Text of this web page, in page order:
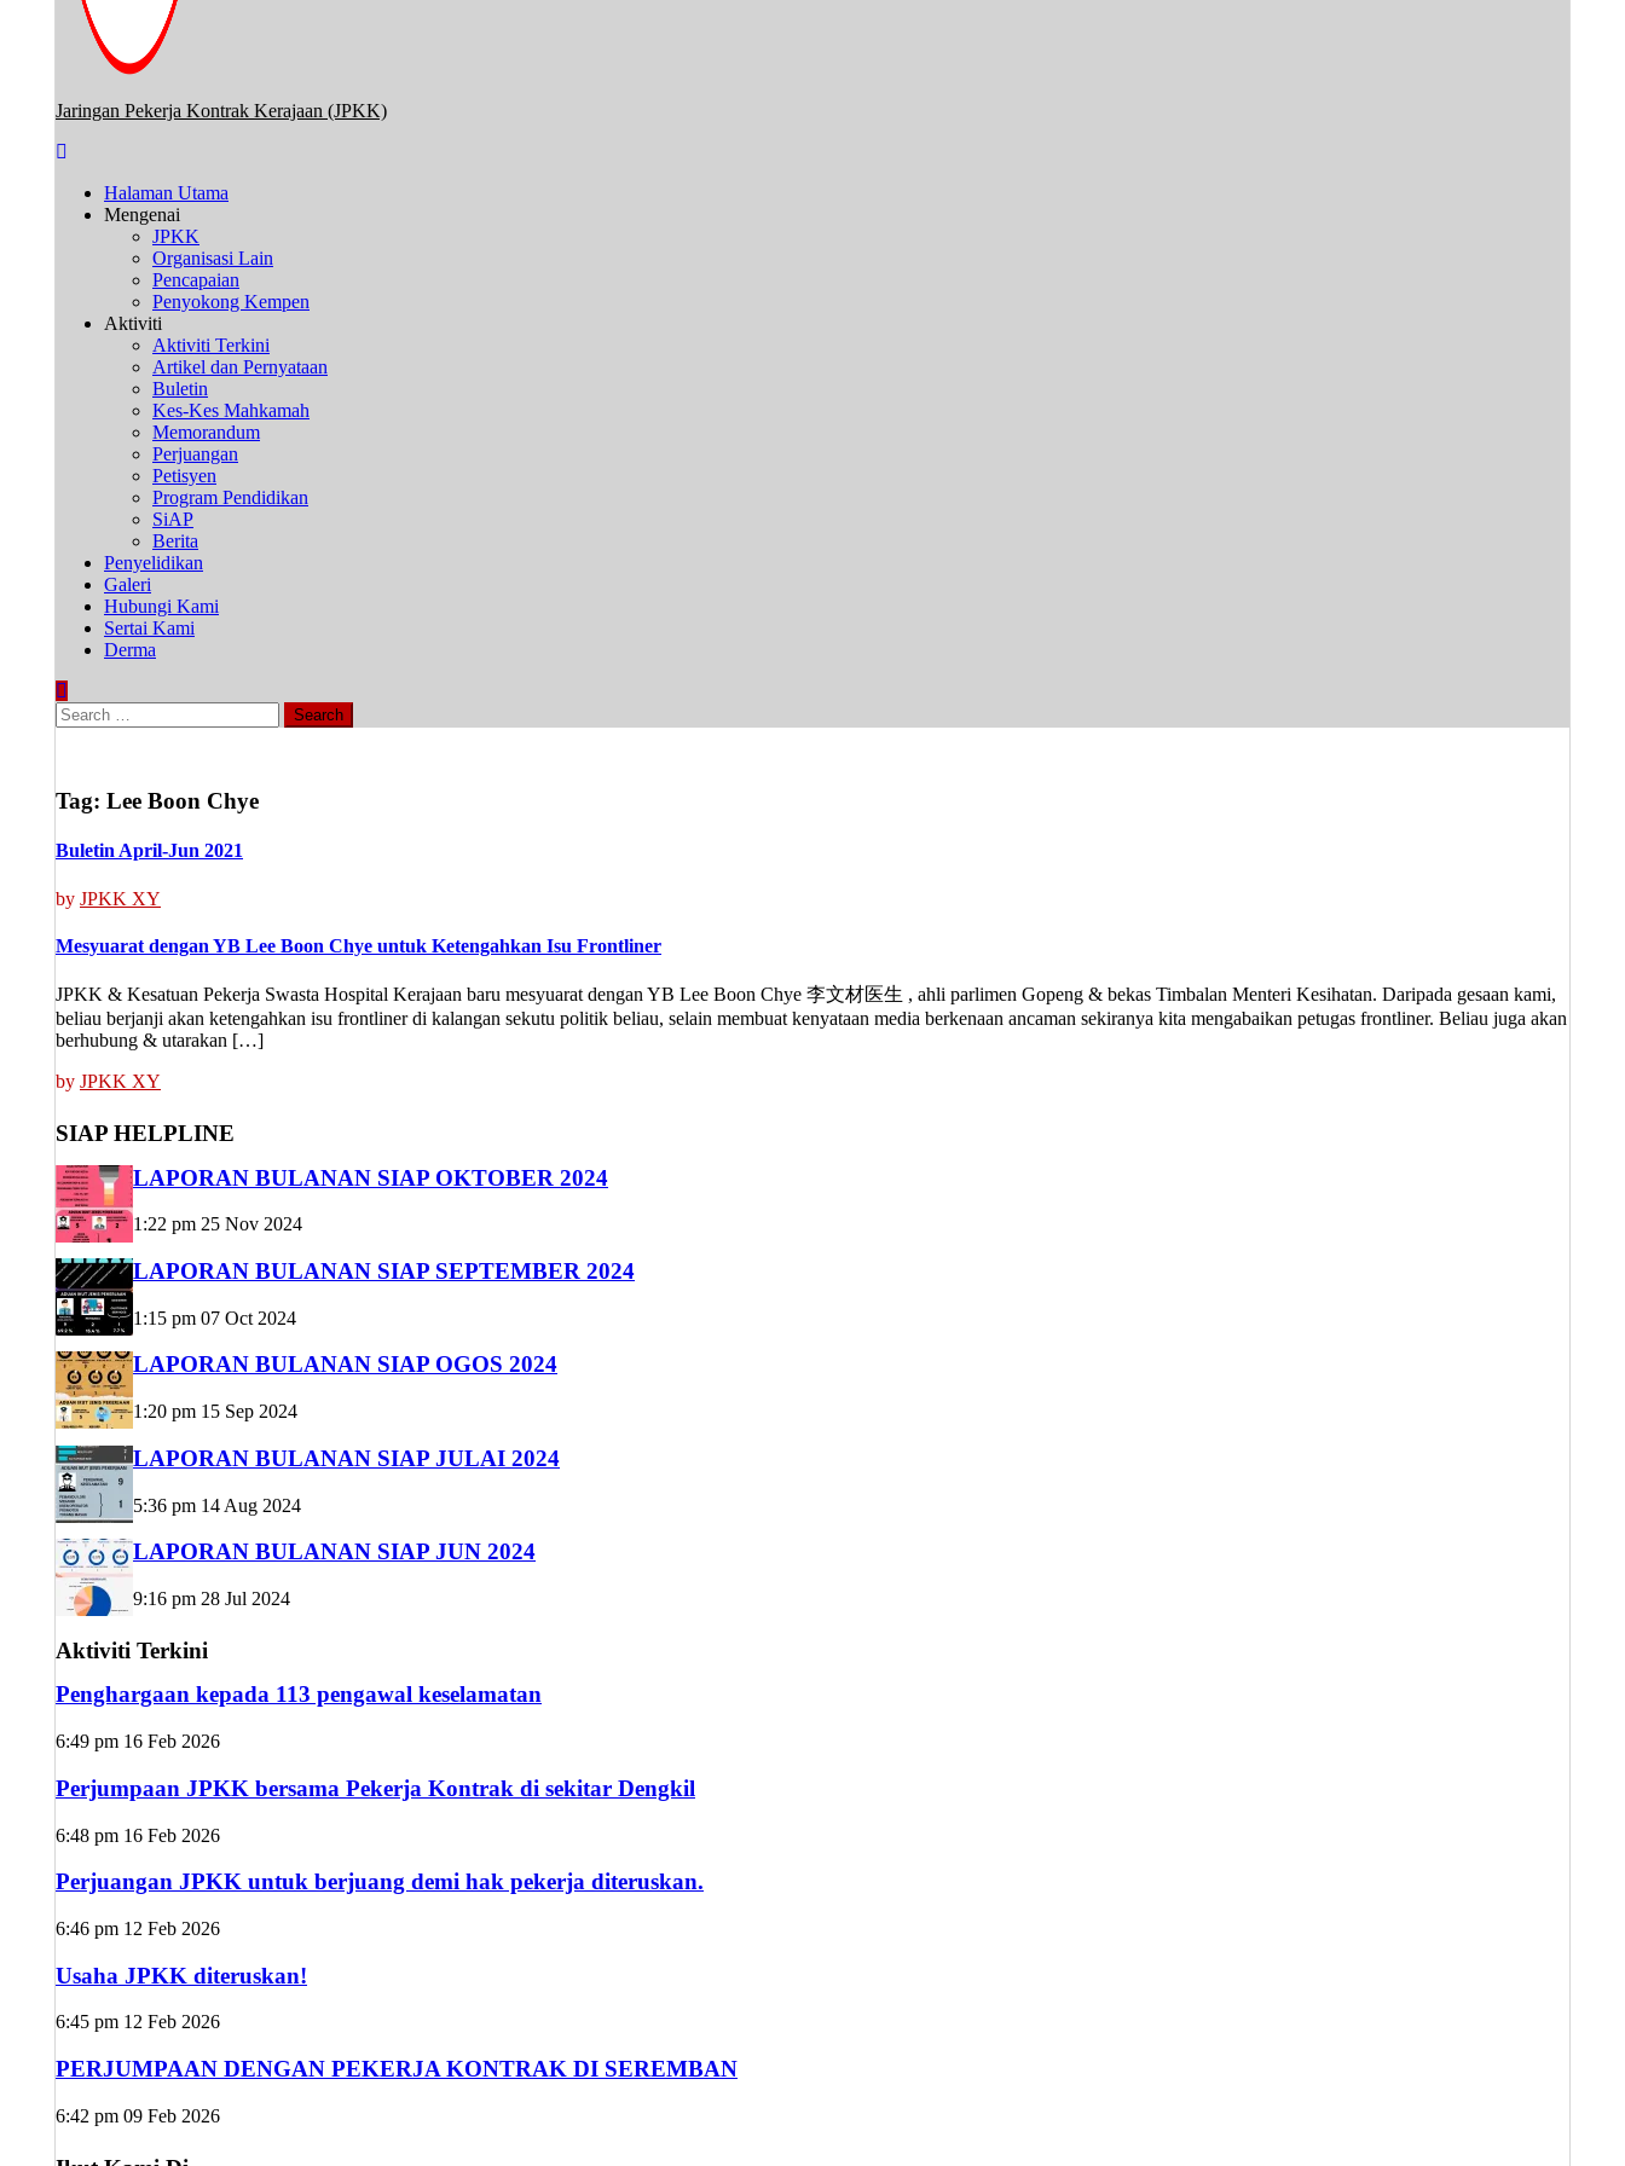
Jaringan Pekerja Kontrak Kerajaan (JPKK)
Halaman Utama
Mengenai
JPKK
Organisasi Lain
Pencapaian
Penyokong Kempen
Aktiviti
Aktiviti Terkini
Artikel dan Pernyataan
Buletin
Kes-Kes Mahkamah
Memorandum
Perjuangan
Petisyen
Program Pendidikan
SiAP
Berita
Penyelidikan
Galeri
Hubungi Kami
Sertai Kami
Derma
Search
for:
Tag: Lee Boon Chye
Buletin April-Jun 2021
by JPKK XY
Mesyuarat dengan YB Lee Boon Chye untuk Ketengahkan Isu Frontliner
JPKK & Kesatuan Pekerja Swasta Hospital Kerajaan baru mesyuarat dengan YB Lee Boon Chye 李文材医生 , ahli parlimen Gopeng & bekas Timbalan Menteri Kesihatan. Daripada gesaan kami,
beliau berjanji akan ketengahkan isu frontliner di kalangan sekutu politik beliau, selain membuat kenyataan media berkenaan ancaman sekiranya kita mengabaikan petugas frontliner. Beliau juga akan
berhubung & utarakan […]
by JPKK XY
SIAP HELPLINE
LAPORAN BULANAN SIAP OKTOBER 2024
1:22 pm 25 Nov 2024
LAPORAN BULANAN SIAP SEPTEMBER 2024
1:15 pm 07 Oct 2024
LAPORAN BULANAN SIAP OGOS 2024
1:20 pm 15 Sep 2024
LAPORAN BULANAN SIAP JULAI 2024
5:36 pm 14 Aug 2024
LAPORAN BULANAN SIAP JUN 2024
9:16 pm 28 Jul 2024
Aktiviti Terkini
Penghargaan kepada 113 pengawal keselamatan
6:49 pm 16 Feb 2026
Perjumpaan JPKK bersama Pekerja Kontrak di sekitar Dengkil
6:48 pm 16 Feb 2026
Perjuangan JPKK untuk berjuang demi hak pekerja diteruskan.
6:46 pm 12 Feb 2026
Usaha JPKK diteruskan!
6:45 pm 12 Feb 2026
PERJUMPAAN DENGAN PEKERJA KONTRAK DI SEREMBAN
6:42 pm 09 Feb 2026